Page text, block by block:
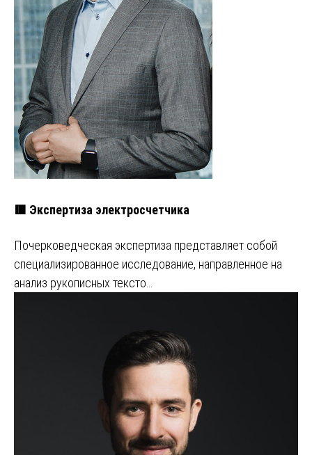
🟥 Экспертиза электросчетчика
Почерковедческая экспертиза представляет собой
специализированное исследование, направленное на
анализ рукописных тексто…